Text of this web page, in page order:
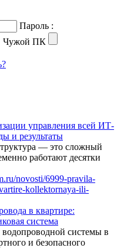
Пароль :
Чужой ПК
управления всей ИТ-
и результаты
— это сложный
работают десятки
в квартире:
система
системы в
и безопасного